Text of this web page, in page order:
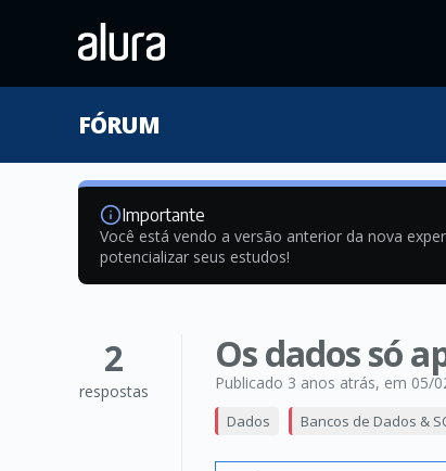
FÓRUM
Importante
Você está vendo a versão anterior da nova
potencializar seus estudos!
2
respostas
Os dados só
Publicado 3 anos atrás, em 05/
Dados Bancos de Dados &